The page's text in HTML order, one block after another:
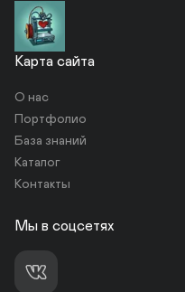
Карта сайта
О нас
Портфолио
База знаний
Каталог
Контакты
Мы в соцсетях